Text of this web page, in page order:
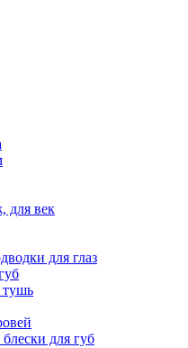
для век
для глаз
тушь
для губ